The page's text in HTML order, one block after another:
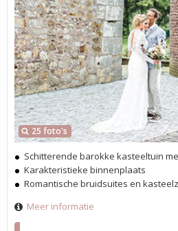
25 foto's
Schitterende barokke kasteeltuin
Karakteristieke binnenplaats
Romantische bruidsuites en
Meer informatie